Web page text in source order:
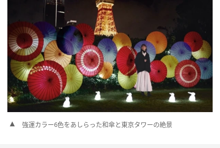
強運カラー6色をあしらった和傘と東京タワーの絶景